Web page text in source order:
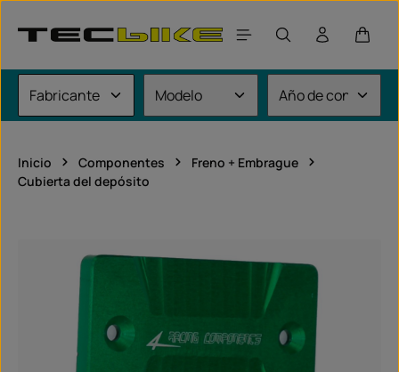
El
Inicio Componentes
Freno + Embrague
Cubierta del depósito